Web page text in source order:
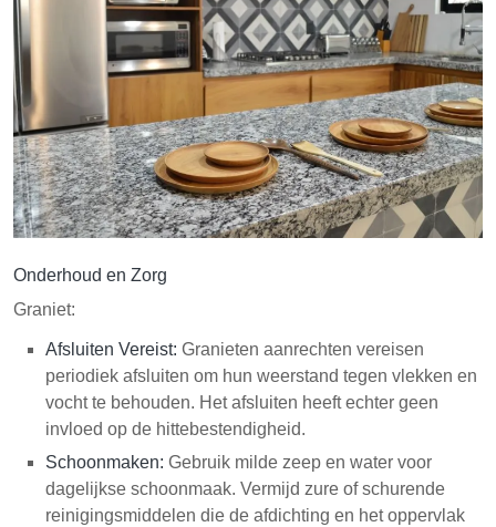
Onderhoud en Zorg
Graniet:
Afsluiten Vereist: Granieten aanrechten vereisen
periodiek afsluiten om hun weerstand tegen vlekken en
vocht te behouden. Het afsluiten heeft echter geen
invloed op de hittebestendigheid.
Schoonmaken: Gebruik milde zeep en water voor
dagelijkse schoonmaak. Vermijd zure of schurende
reinigingsmiddelen die de afdichting en het oppervlak